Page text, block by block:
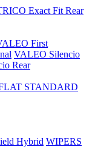
Exact Fit Rear
First
VALEO Silencio
Rear
STANDARD
Hybrid WIPERS